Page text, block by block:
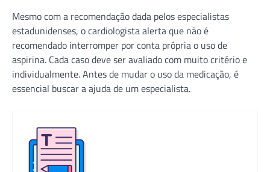
Mesmo com a recomendação dada pelos especialistas
estadunidenses, o cardiologista alerta que não é
recomendado interromper por conta própria o uso de
aspirina. Cada caso deve ser avaliado com muito critério e
individualmente. Antes de mudar o uso da medicação, é
essencial buscar a ajuda de um especialista.